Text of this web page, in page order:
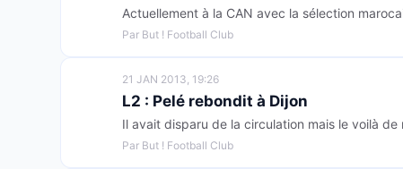
Actuellement à la CAN avec la sélection
Par But ! Football Club
21 JAN 2013, 19:26
L2 : Pelé rebondit à Dijon
Il avait disparu de la circulation mais le voilà de
Par But ! Football Club